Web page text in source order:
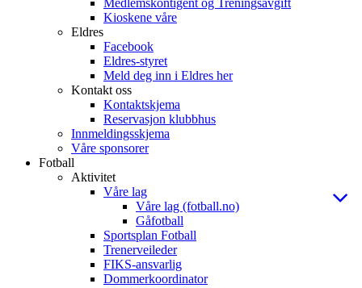
Kioskene våre
Eldres
Facebook
Eldres-styret
Meld deg inn i Eldres her
Kontakt oss
Kontaktskjema
Reservasjon klubbhus
Innmeldingsskjema
Våre sponsorer
Fotball
Aktivitet
Våre lag
Våre lag (fotball.no)
Gåfotball
Sportsplan Fotball
Trenerveileder
FIKS-ansvarlig
Dommerkoordinator